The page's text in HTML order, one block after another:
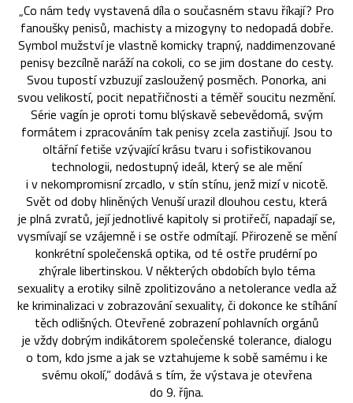
„Co nám tedy vystavená díla o současném stavu říkají? Pro
fanoušky penisů, machisty a mizogyny to nedopadá dobře.
Symbol mužství je vlastně komicky trapný, naddimenzované
penisy bezcílně naráží na cokoli, co se jim dostane do cesty.
Svou tupostí vzbuzují zasloužený posměch. Ponorka, ani
svou velikostí, pocit nepatřičnosti a téměř soucitu nezmění.
Série vagín je oproti tomu blýskavě sebevědomá, svým
formátem i zpracováním tak penisy zcela zastiňují. Jsou to
oltářní fetiše vzývající krásu tvaru i sofistikovanou
technologii, nedostupný ideál, který se ale mění
i v nekompromisní zrcadlo, v stín stínu, jenž mizí v nicotě.
Svět od doby hliněných Venuší urazil dlouhou cestu, která
je plná zvratů, její jednotlivé kapitoly si protiřečí, napadají se,
vysmívají se vzájemně i se ostře odmítají. Přirozeně se mění
konkrétní společenská optika, od té ostře prudérní po
zhýrale libertinskou. V některých obdobích bylo téma
sexuality a erotiky silně zpolitizováno a netolerance vedla až
ke kriminalizaci v zobrazování sexuality, či dokonce ke stíhání
těch odlišných. Otevřené zobrazení pohlavních orgánů
je vždy dobrým indikátorem společenské tolerance, dialogu
o tom, kdo jsme a jak se vztahujeme k sobě samému i ke
svému okolí,” dodává s tím, že výstava je otevřena
do 9. října.